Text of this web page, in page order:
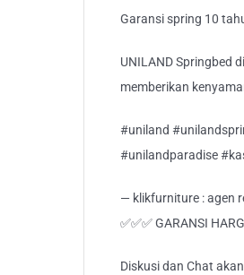
Garansi spring 10
UNILAND Springbed
memberikan
#uniland
#unilandparadise
— klikfurniture : agen
✅✅✅ GARANSI
Diskusi dan Chat